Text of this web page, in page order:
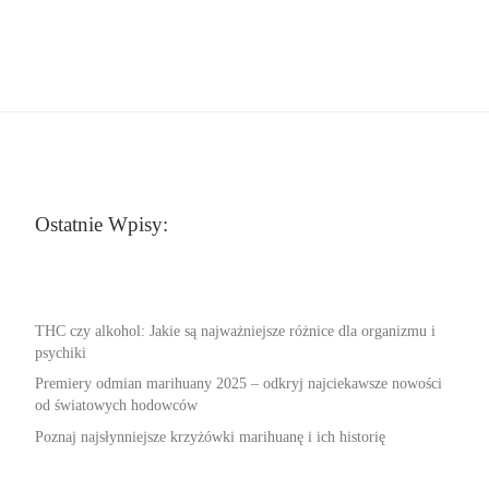
Ostatnie Wpisy:
THC czy alkohol: Jakie są najważniejsze różnice dla organizmu i
psychiki
Premiery odmian marihuany 2025 – odkryj najciekawsze nowości
od światowych hodowców
Poznaj najsłynniejsze krzyżówki marihuanę i ich historię